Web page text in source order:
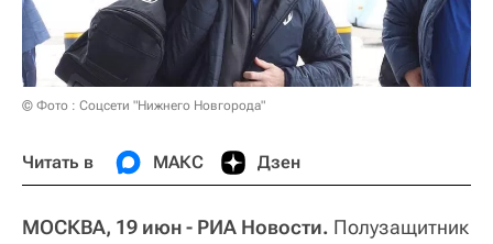
© Фото : Соцсети "Нижнего Новгорода"
Читать в МАКС Дзен
МОСКВА, 19 июн - РИА Новости. Полузащитник